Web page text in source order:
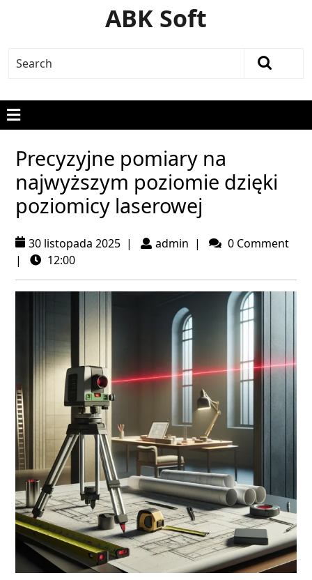
ABK Soft
Precyzyjne pomiary na
najwyższym poziomie dzięki
poziomicy laserowej
30 listopada 2025 | admin |
0 Comment
|
12:00